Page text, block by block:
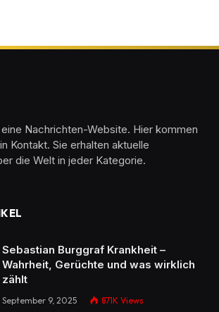
Nachrichten-Website. Hier kommen
Kontakt. Sie erhalten aktuelle
die Welt in jeder Kategorie.
Sebastian Burggraf Krankheit –
Wahrheit, Gerüchte und was wirklich
zählt
September 9, 2025 871K Views